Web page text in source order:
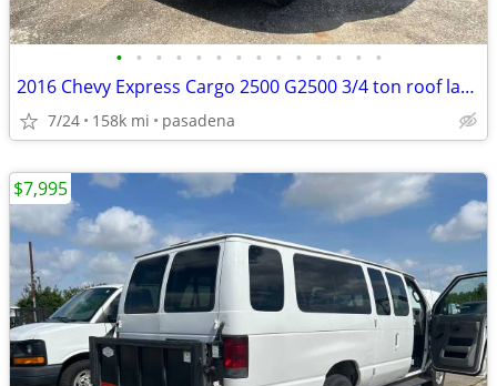
• • • • • • • • • • • • • •
2016 Chevy Express Cargo 2500 G2500 3/4 ton roof ladder rack shelves
7/24 158k mi pasadena
$7,995